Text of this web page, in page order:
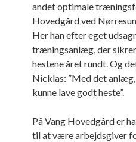
andet optimale
Hovedgård ved
Her han efter eget
træningsanlæg, der
hestene året rundt. Og
Nicklas: ”Med det anlæg,
kunne lave godt heste”.
På Vang Hovedgård er
til at være arbejdsgiver